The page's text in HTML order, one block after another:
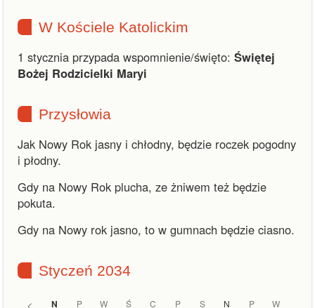
W Kościele Katolickim
1 stycznia przypada wspomnienie/święto: Świętej
Bożej Rodzicielki Maryi
Przysłowia
Jak Nowy Rok jasny i chłodny, będzie roczek pogodny
i płodny.
Gdy na Nowy Rok plucha, ze żniwem też będzie
pokuta.
Gdy na Nowy rok jasno, to w gumnach będzie ciasno.
Styczeń 2034
< N P W Ś C P S N P W